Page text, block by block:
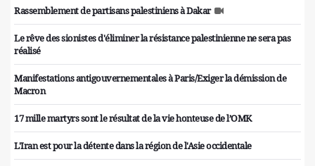
Rassemblement de partisans palestiniens à Dakar
Le rêve des sionistes d'éliminer la résistance palestinienne ne sera pas
réalisé
Manifestations antigouvernementales à Paris/Exiger la démission de
Macron
17 mille martyrs sont le résultat de la vie honteuse de l’OMK
L'Iran est pour la détente dans la région de l'Asie occidentale